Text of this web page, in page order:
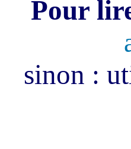
Pour
sinon :